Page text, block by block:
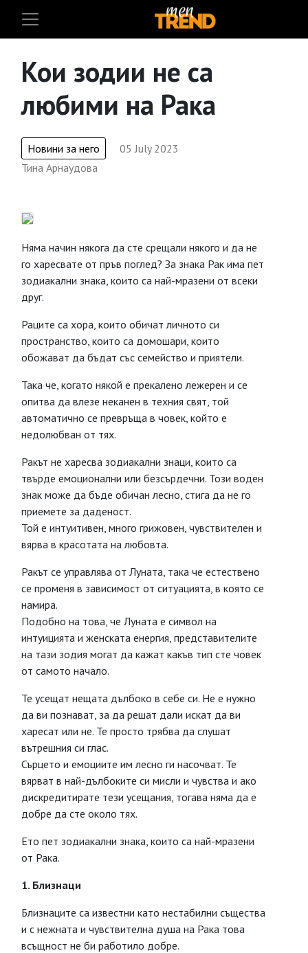
Кои зодии не са
любими на Рака
Новини за него
05 July 2023
Тина Арнаудова
Няма начин някога да сте срещали някого и да не
го харесвате от пръв поглед? За знака Рак има пет
зодиакални знака, които са най-мразени от всеки
друг.
Раците са хора, които обичат личното си
пространство, които са домошари, които
обожават да бъдат със семейство и приятели.
Така че, когато някой е прекалено лежерен и се
опитва да влезе неканен в техния свят, той
автоматично се превръща в човек, който е
недолюбван от тях.
Ракът не харесва зодиакални знаци, които са
твърде емоционални или безсърдечни. Този воден
знак може да бъде обичан лесно, стига да не го
приемете за даденост.
Той е интуитивен, много грижовен, чувствителен и
вярва в красотата на любовта.
Ракът се управлява от Луната, така че естествено
се променя в зависимост от ситуацията, в която се
намира.
Подобно на това, че Луната е символ на
интуицията и женската енергия, представителите
на тази зодия могат да кажат какъв тип сте човек
от самото начало.
Те усещат нещата дълбоко в себе си. Не е нужно
да ви познават, за да решат дали искат да ви
харесат или не. Те просто трябва да слушат
вътрешния си глас.
Сърцето и емоциите им лесно ги насочват. Те
вярват в най-дълбоките си мисли и чувства и ако
дискредитирате тези усещания, тогава няма да е
добре да сте около тях.
Ето пет зодиакални знака, които са най-мразени
от Рака.
1. Близнаци
Близнаците са известни като нестабилни същества
и с нежната и чувствителна душа на Рака това
всъщност не би работило добре.